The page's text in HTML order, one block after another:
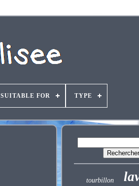
SUITABLE FOR TYPE
tourbillon